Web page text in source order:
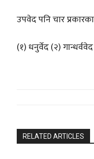
उपवेद पनि चार
(१) धनुर्वेद (२)
RELATED ARTICLES